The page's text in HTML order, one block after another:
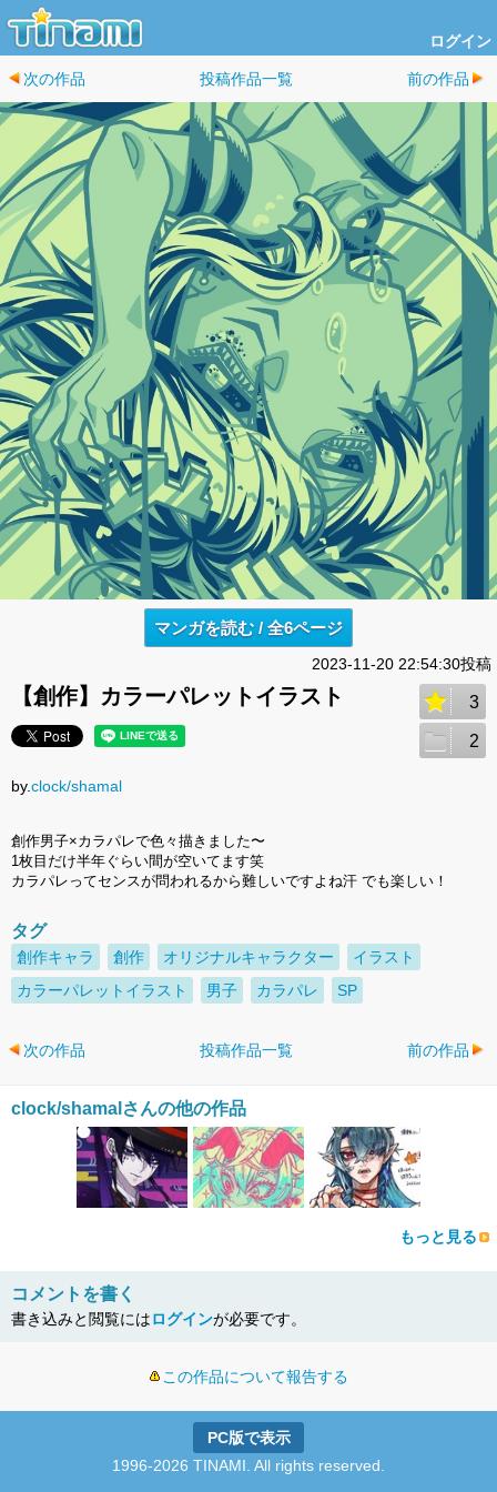
ログイン
次の作品 投稿作品一覧 前の作品
マンガを読む / 全6ページ
2023-11-20 22:54:30投稿
【創作】カラーパレットイラスト 3
2
by.clock/shamal
創作男子×カラパレで色々描きました〜
1枚目だけ半年ぐらい間が空いてます笑
カラパレってセンスが問われるから難しいですよね汗 でも楽しい！
タグ
創作キャラ 創作 オリジナルキャラクター
イラスト
カラーパレットイラスト
男子 カラパレ SP
次の作品 投稿作品一覧 前の作品
clock/shamalさんの他の作品
もっと見る
コメントを書く
書き込みと閲覧にはログインが必要です。
この作品について報告する
PC版で表示
1996-2026 TINAMI. All rights reserved.